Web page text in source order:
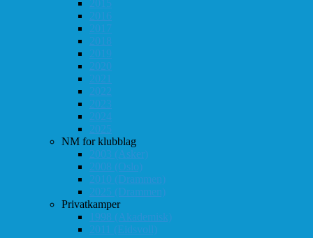
2015
2016
2017
2018
2019
2020
2021
2022
2023
2024
2025
NM for klubblag
2003 (Asker)
2008 (Oslo)
2010 (Drammen)
2025 (Drammen)
Privatkamper
1998 (Akademisk)
2011 (Eidsvoll)